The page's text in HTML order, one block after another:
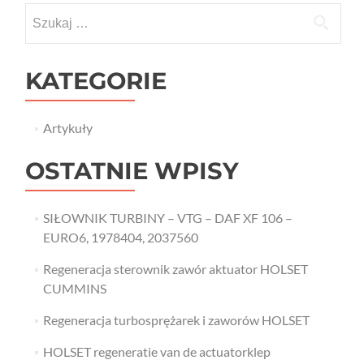
KATEGORIE
Artykuły
OSTATNIE WPISY
SIŁOWNIK TURBINY – VTG – DAF XF 106 –
EURO6, 1978404, 2037560
Regeneracja sterownik zawór aktuator HOLSET
CUMMINS
Regeneracja turbosprężarek i zaworów HOLSET
HOLSET regeneratie van de actuatorklep